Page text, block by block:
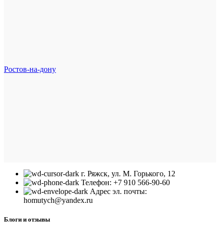
Ростов-на-дону
г. Ряжск, ул. М. Горького, 12
Телефон: +7 910 566-90-60
Адрес эл. почты:
homutych@yandex.ru
Блоги и отзывы